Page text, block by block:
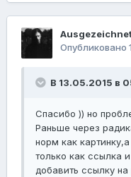
Опубликовано
В 13.05.2015 в
Спасибо )) но
Раньше через
норм как
только как ссылка
добавить ссылку